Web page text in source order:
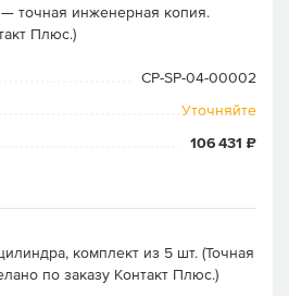
точная инженерная копия.
Плюс.)
CP-SP-04-00002
Уточняйте
106 431 ₽
комплект из 5 шт. (Точная
по заказу Контакт Плюс.)